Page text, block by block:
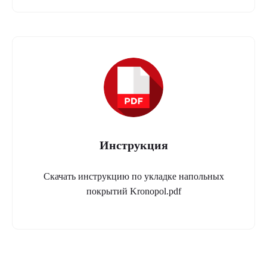
Инструкция
Скачать инструкцию по укладке напольных
покрытий Kronopol.pdf